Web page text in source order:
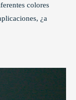
colores
¿a